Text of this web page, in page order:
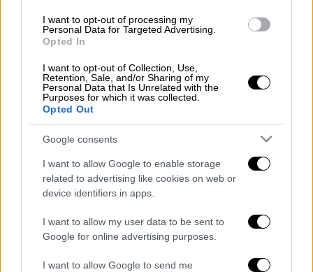
I want to opt-out of processing my
Personal Data for Targeted Advertising.
Opted In
I want to opt-out of Collection, Use,
Retention, Sale, and/or Sharing of my
Personal Data that Is Unrelated with the
Purposes for which it was collected.
Opted Out
Google consents
I want to allow Google to enable storage
related to advertising like cookies on web or
device identifiers in apps.
I want to allow my user data to be sent to
Google for online advertising purposes.
I want to allow Google to send me
MICHAEL BRAMOS ON FIRE 🔥🔥🔥
17 punti nel solo terzo quarto e
Venezia a +22! 🏀😍💪@REYER1872
#Bramos#LBAFinals|
#EurosportBASKET
https://t.co/yeuDfRYfGo
pic.twitter.com/vA6MGADmjs
22, 2019
Διαβάστε ακόμη